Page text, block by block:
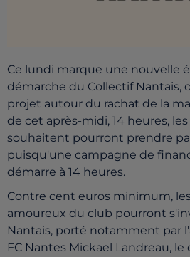
Ce lundi marque une nouvelle
démarche du Collectif Nantais,
projet autour du rachat de la
de cet après-midi, 14 heures,
souhaitent pourront prendre
puisqu'une campagne de
démarre à 14 heures.
Contre cent euros minimum,
amoureux du club pourront
Nantais, porté notamment par
FC Nantes Mickael Landreau,